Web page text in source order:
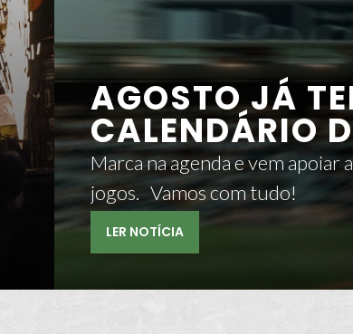
AGOSTO JÁ
CALENDÁRIO
Marca na agenda e vem apoiar
jogos. Vamos com tudo!
LER NOTÍCIA